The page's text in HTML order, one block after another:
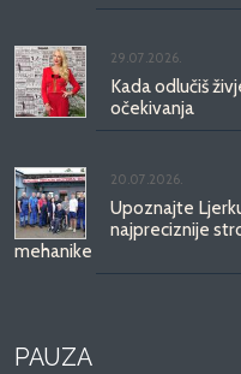
29.07.2026.
Kada odlučiš
očekivanja
20.07.2026.
Upoznajte
najpreciznije
mehanike
PAUZA